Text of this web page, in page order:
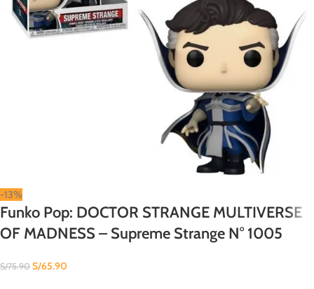
-13%
Funko Pop: DOCTOR STRANGE MULTIVERSE
OF MADNESS – Supreme Strange N° 1005
S/75.90 S/65.90